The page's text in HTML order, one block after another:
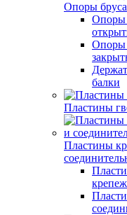
Опоры бруса
Опоры
Опоры
балки
Пластины
Пластины